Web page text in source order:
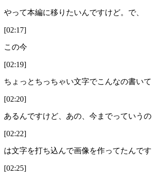
やって本編に移りたいんですけど。で、
[02:17]
この今
[02:19]
ちょっとちっちゃい文字でこんなの書いて
[02:20]
あるんですけど、あの、今までっていうの
[02:22]
は文字を打ち込んで画像を作ってたんです
[02:25]